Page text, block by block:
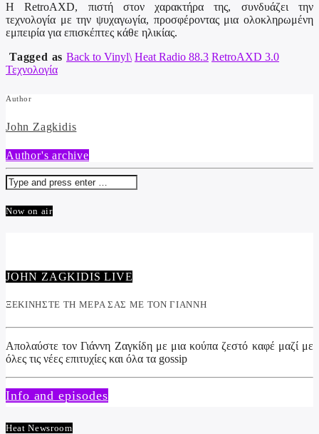
Η RetroAXD, πιστή στον χαρακτήρα της, συνδυάζει την
τεχνολογία με την ψυχαγωγία, προσφέροντας μια ολοκληρωμένη
εμπειρία για επισκέπτες κάθε ηλικίας.
Tagged as Back to Vinyl\ Heat Radio 88.3 RetroAXD 3.0
Τεχνολογία
Author
John Zagkidis
Author's archive
Now on air
JOHN ZAGKIDIS LIVE
ΞΕΚΙΝΗΣΤΕ ΤΗ ΜΕΡΑ ΣΑΣ ΜΕ ΤΟΝ ΓΙΑΝΝΗ
Απολαύστε τον Γιάννη Ζαγκίδη με μια κούπα ζεστό καφέ μαζί με
όλες τις νέες επιτυχίες και όλα τα gossip
Info and episodes
Heat Newsroom